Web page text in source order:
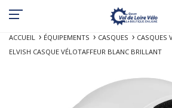
ACCUEIL ÉQUIPEMENTS CASQUES
CASQUES
ELVISH CASQUE VÉLOTAFFEUR BLANC BRILLANT